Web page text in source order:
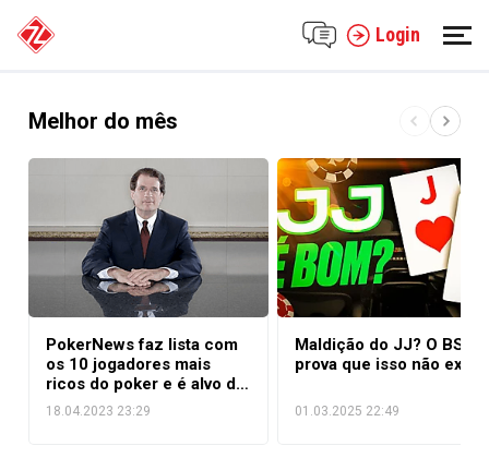
Login
Melhor do mês
PokerNews faz lista com
os 10 jogadores mais
ricos do poker e é alvo de
chacota
18.04.2023 23:29
Maldição do JJ? O BSOP
prova que isso não
01.03.2025 22:49